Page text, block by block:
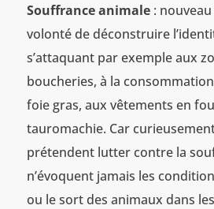
Souffrance animale:
volonté de déconstruire
s’attaquant par exemple aux
boucheries, à la
foie gras, aux vêtements en
tauromachie. Car
prétendent lutter contre la
n’évoquent jamais les
ou le sort des animaux dans